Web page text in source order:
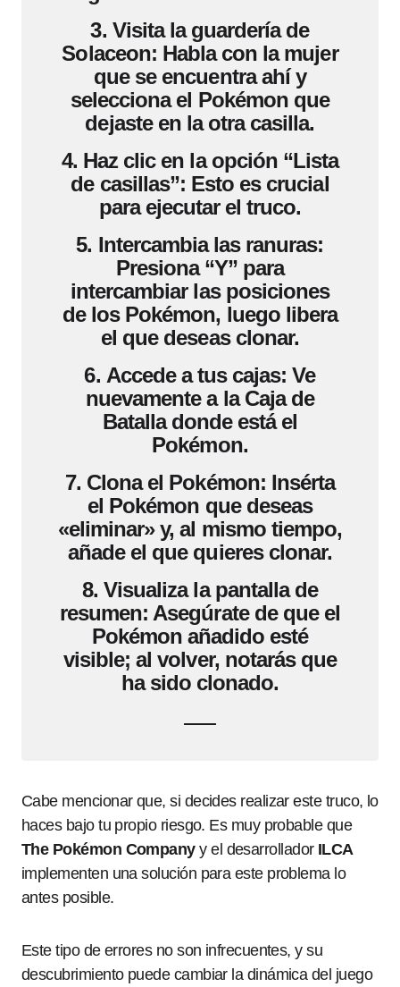
3. Visita la guardería de
Solaceon: Habla con la mujer
que se encuentra ahí y
selecciona el Pokémon que
dejaste en la otra casilla.
4. Haz clic en la opción “Lista
de casillas”: Esto es crucial
para ejecutar el truco.
5. Intercambia las ranuras:
Presiona “Y” para
intercambiar las posiciones
de los Pokémon, luego libera
el que deseas clonar.
6. Accede a tus cajas: Ve
nuevamente a la Caja de
Batalla donde está el
Pokémon.
7. Clona el Pokémon: Insérta
el Pokémon que deseas
«eliminar» y, al mismo tiempo,
añade el que quieres clonar.
8.Visualiza la pantalla de
resumen: Asegúrate de que el
Pokémon añadido esté
visible; al volver, notarás que
ha sido clonado.
Cabe mencionar que, si decides realizar este truco, lo
haces bajo tu propio riesgo. Es muy probable que
The Pokémon Companyy el desarrollador ILCA
implementen una solución para este problema lo
antes posible.
Este tipo de errores no son infrecuentes, y su
descubrimiento puede cambiar la dinámica del juego